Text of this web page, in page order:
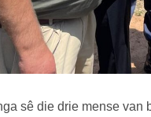
sê die drie mense van